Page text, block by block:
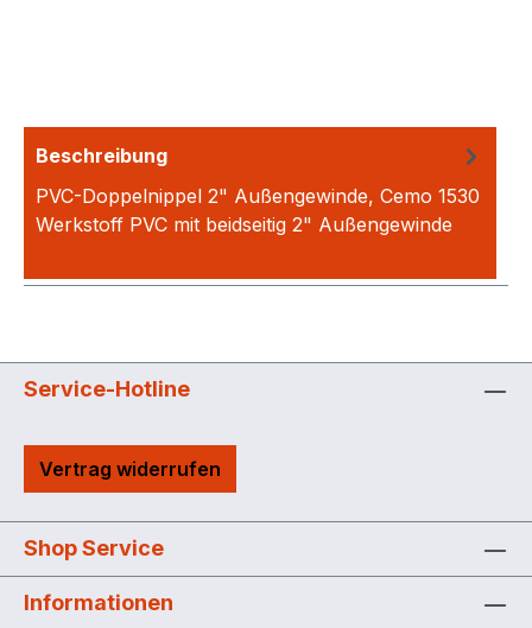
Beschreibung
PVC-Doppelnippel 2" Außengewinde, Cemo 1530
Werkstoff PVC mit beidseitig 2" Außengewinde
Service-Hotline
Vertrag widerrufen
Shop Service
Informationen